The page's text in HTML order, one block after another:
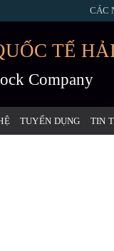
CÁC
TẾ
Company
TUYỂN DỤNG TIN